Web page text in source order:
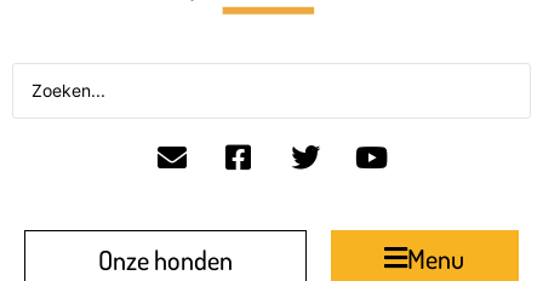
Onze honden Menu